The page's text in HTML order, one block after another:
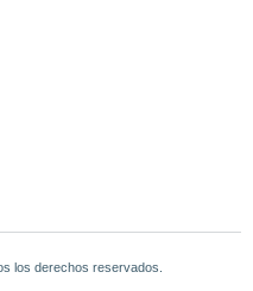
los derechos reservados.